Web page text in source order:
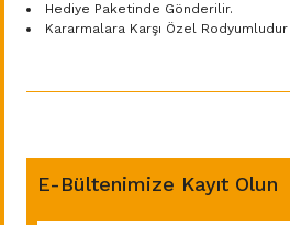
Hediye Paketinde Gönderilir.
Kararmalara Karşı Özel Rodyumludur
E-Bültenimize Kayıt Olun